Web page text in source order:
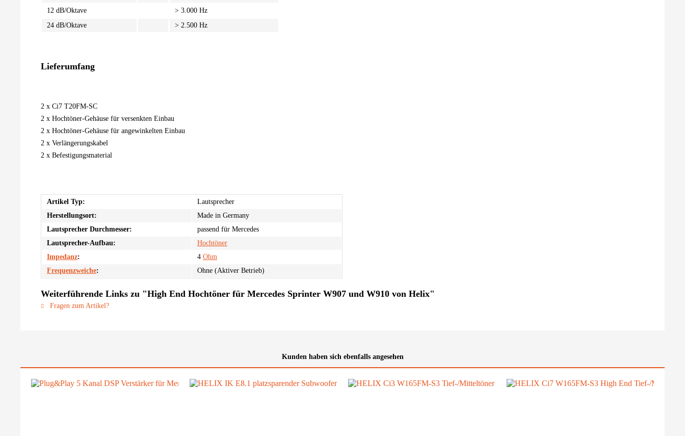
12 dB/Oktave
> 3.000 Hz
24 dB/Oktave
> 2.500 Hz
Lieferumfang
2 x Ci7 T20FM-SC
2 x Hochtöner-Gehäuse für versenkten Einbau
2 x Hochtöner-Gehäuse für angewinkelten Einbau
2 x Verlängerungskabel
2 x Befestigungsmaterial
Artikel Typ:
Lautsprecher
Herstellungsort:
Made in Germany
Lautsprecher Durchmesser:
passend für Mercedes
Lautsprecher-Aufbau:
Hochtöner
Impedanz: 4 Ohm
Frequenzweiche: Ohne (Aktiver Betrieb)
Weiterführende Links zu "High End Hochtöner für Mercedes Sprinter W907 und W910 von Helix"
Fragen zum Artikel?
Kunden haben sich ebenfalls angesehen